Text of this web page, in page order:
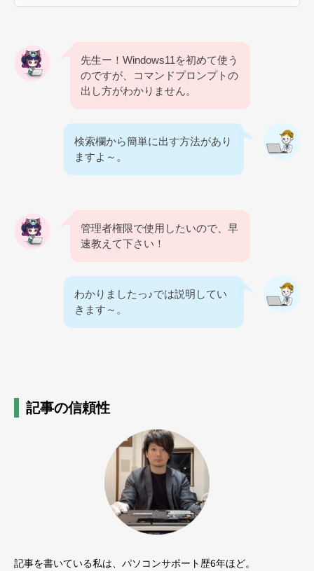
先生ー！Windows11を初めて使う
のですが、コマンドプロンプトの
出し方がわかりません。
検索欄から簡単に出す方法があり
ますよ～。
管理者権限で使用したいので、早
速教えて下さい！
わかりましたっ♪では説明してい
きます～。
記事の信頼性
記事を書いている私は、パソコンサポート歴6年ほど。